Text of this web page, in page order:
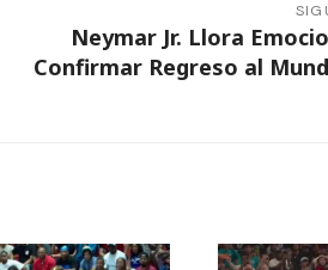
Neymar Jr. Llora
Confirmar Regreso al